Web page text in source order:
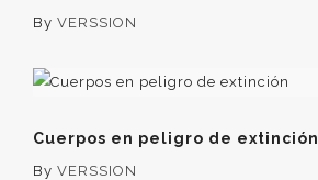
By VERSSION
Cuerpos en peligro de extinción
By VERSSION